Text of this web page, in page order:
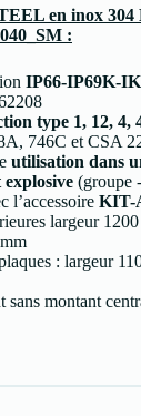
en inox 304
:
IP66-IP69K-
type 1, 12, 4,
746C et CSA
utilisation dans
(groupe
l’accessoire KIT-
largeur
: largeur
sans montant